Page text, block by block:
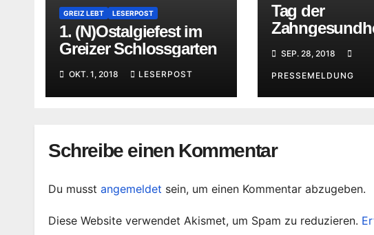
GREIZ LEBT LESERPOST
1. (N)Ostalgiefest im
Greizer Schlossgarten
OKT. 1, 2018 LESERPOST
Tag der
Greiz
SEP. 28, 2018
PRESSEMELDUNG
Schreibe einen Kommentar
Du musst angemeldet sein, um einen Kommentar abzugeben.
Diese Website verwendet Akismet, um Spam zu reduzieren.